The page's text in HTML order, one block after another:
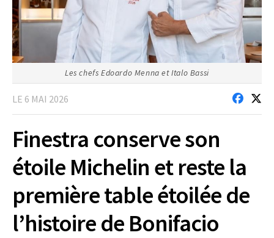
Les chefs Edoardo Menna et Italo Bassi
LE 6 MAI 2026
Finestra conserve son
étoile Michelin et reste la
première table étoilée de
l’histoire de Bonifacio